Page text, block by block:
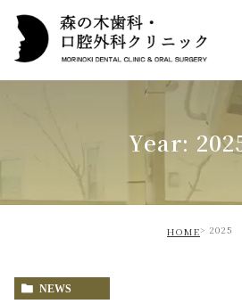
Year:
HOME 2025
NEWS